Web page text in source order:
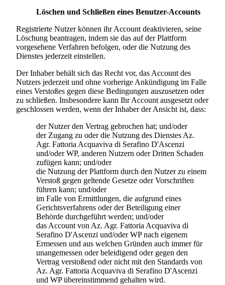
Löschen und Schließen eines Benutzer-Accounts
Registrierte Nutzer können ihr Account deaktivieren, seine
Löschung beantragen, indem sie das auf der Plattform
vorgesehene Verfahren befolgen, oder die Nutzung des
Dienstes jederzeit einstellen.
Der Inhaber behält sich das Recht vor, das Account des
Nutzers jederzeit und ohne vorherige Ankündigung im Falle
eines Verstoßes gegen diese Bedingungen auszusetzen oder
zu schließen. Insbesondere kann Ihr Account ausgesetzt oder
geschlossen werden, wenn der Inhaber der Ansicht ist, dass:
der Nutzer den Vertrag gebrochen hat; und/oder
der Zugang zu oder die Nutzung des Dienstes Az.
Agr. Fattoria Acquaviva di Serafino D'Ascenzi
und/oder WP, anderen Nutzern oder Dritten Schaden
zufügen kann; und/oder
die Nutzung der Plattform durch den Nutzer zu einem
Verstoß gegen geltende Gesetze oder Vorschriften
führen kann; und/oder
im Falle von Ermittlungen, die aufgrund eines
Gerichtsverfahrens oder der Beteiligung einer
Behörde durchgeführt werden; und/oder
das Account von Az. Agr. Fattoria Acquaviva di
Serafino D'Ascenzi und/oder WP nach eigenem
Ermessen und aus welchen Gründen auch immer für
unangemessen oder beleidigend oder gegen den
Vertrag verstoßend oder nicht mit den Standards von
Az. Agr. Fattoria Acquaviva di Serafino D'Ascenzi
und WP übereinstimmend gehalten wird.